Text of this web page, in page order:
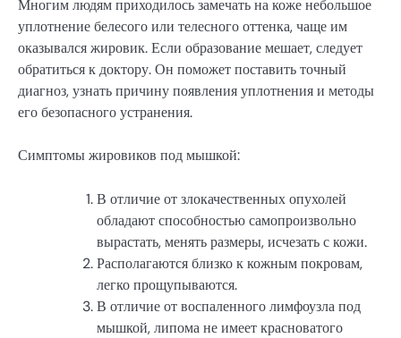
Многим людям приходилось замечать на коже небольшое
уплотнение белесого или телесного оттенка, чаще им
оказывался жировик. Если образование мешает, следует
обратиться к доктору. Он поможет поставить точный
диагноз, узнать причину появления уплотнения и методы
его безопасного устранения.
Симптомы жировиков под мышкой:
В отличие от злокачественных опухолей
обладают способностью самопроизвольно
вырастать, менять размеры, исчезать с кожи.
Располагаются близко к кожным покровам,
легко прощупываются.
В отличие от воспаленного лимфоузла под
мышкой, липома не имеет красноватого